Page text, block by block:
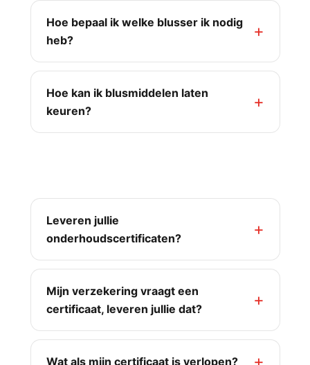
Hoe bepaal ik welke blusser ik nodig
heb?
Hoe kan ik blusmiddelen laten
keuren?
Leveren jullie
onderhoudscertificaten?
Mijn verzekering vraagt een
certificaat, leveren jullie dat?
Wat als mijn certificaat is verlopen?